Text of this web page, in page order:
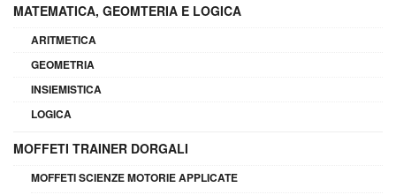
MATEMATICA, GEOMTERIA E LOGICA
ARITMETICA
GEOMETRIA
INSIEMISTICA
LOGICA
MOFFETI TRAINER DORGALI
MOFFETI SCIENZE MOTORIE APPLICATE